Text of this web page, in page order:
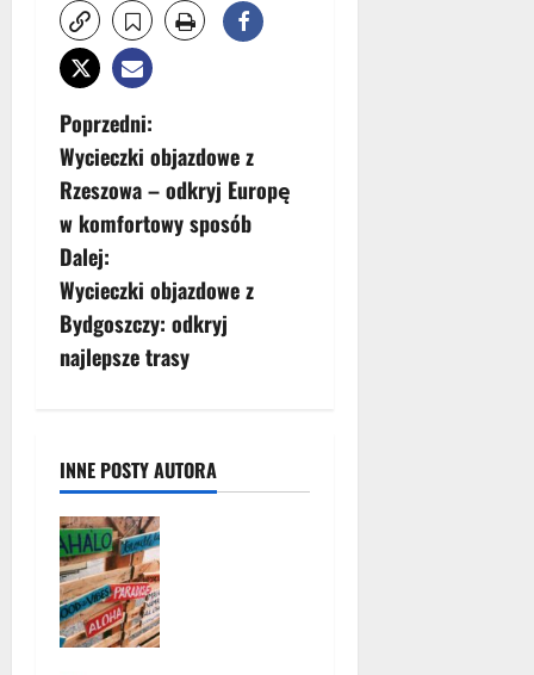
Z
o
b
a
c
z
p
i
s
y
Poprzedni:
Wycieczki objazdowe z
Rzeszowa – odkryj Europę
w komfortowy sposób
Dalej:
Wycieczki objazdowe z
Bydgoszczy: odkryj
najlepsze trasy
INNE POSTY AUTORA